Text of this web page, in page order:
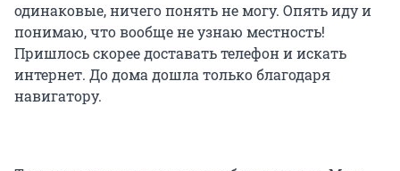
одинаковые, ничего понять не могу. Опять иду и
понимаю, что вообще не узнаю местность!
Пришлось скорее доставать телефон и искать
интернет. До дома дошла только благодаря
навигатору.